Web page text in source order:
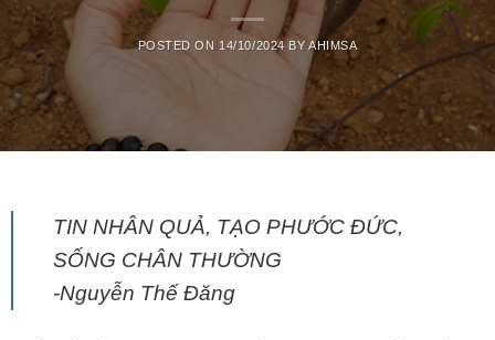
POSTED ON 14/10/2024 BYAHIMSA
TIN NHÂN QUẢ, TẠO PHƯỚC ĐỨC,
SỐNG CHÂN THƯỜNG
-Nguyễn Thế Đăng